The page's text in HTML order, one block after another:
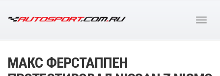
МАКС ФЕРСТАППЕН